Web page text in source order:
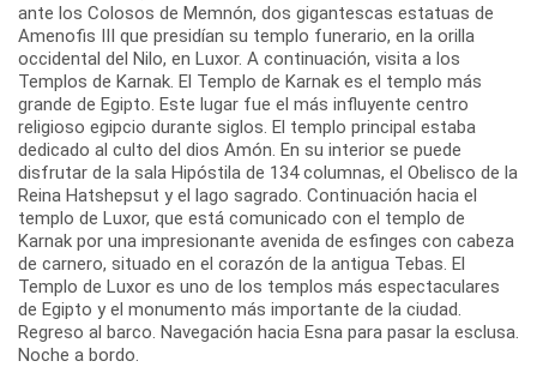
ante los Colosos de Memnón, dos gigantescas estatuas de
Amenofis III que presidían su templo funerario, en la orilla
occidental del Nilo, en Luxor. A continuación, visita a los
Templos de Karnak. El Templo de Karnak es el templo más
grande de Egipto. Este lugar fue el más influyente centro
religioso egipcio durante siglos. El templo principal estaba
dedicado al culto del dios Amón. En su interior se puede
disfrutar de la sala Hipóstila de 134 columnas, el Obelisco de la
Reina Hatshepsut y el lago sagrado. Continuación hacia el
templo de Luxor, que está comunicado con el templo de
Karnak por una impresionante avenida de esfinges con cabeza
de carnero, situado en el corazón de la antigua Tebas. El
Templo de Luxor es uno de los templos más espectaculares
de Egipto y el monumento más importante de la ciudad.
Regreso al barco. Navegación hacia Esna para pasar la esclusa.
Noche a bordo.